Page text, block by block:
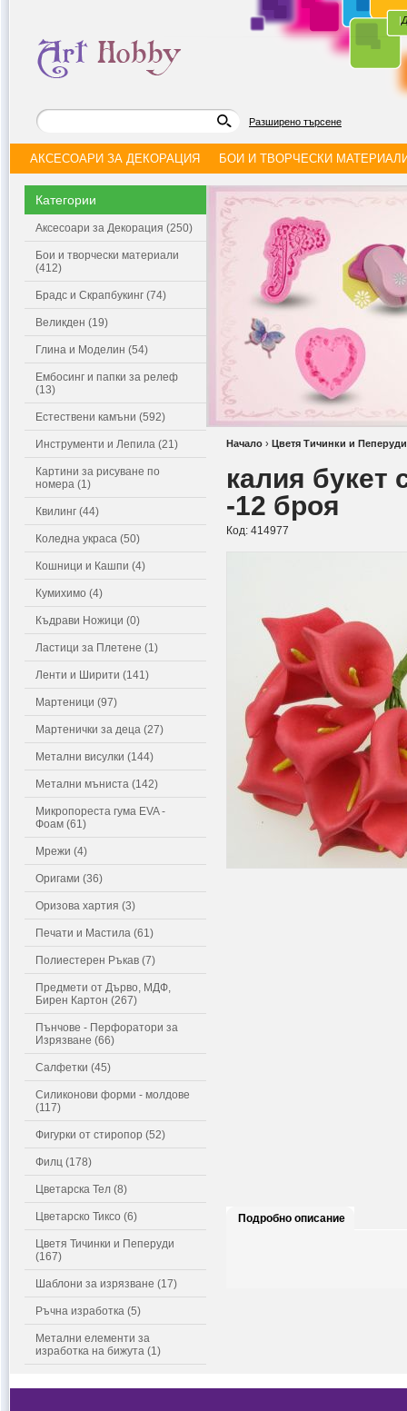
|
Разширено търсене
АКСЕСОАРИ ЗА ДЕКОРАЦИЯ БОИ И ТВОРЧЕСКИ
Категории
Аксесоари за Декорация (250)
Бои и творчески материали
(412)
Брадс и Скрапбукинг (74)
Великден (19)
Глина и Моделин (54)
Ембосинг и папки за релеф
(13)
Естествени камъни (592)
Инструменти и Лепила (21)
Картини за рисуване по
номера (1)
Квилинг (44)
Коледна украса (50)
Кошници и Кашпи (4)
Кумихимо (4)
Къдрави Ножици (0)
Ластици за Плетене (1)
Ленти и Ширити (141)
Мартеници (97)
Мартенички за деца (27)
Метални висулки (144)
Метални мъниста (142)
Микропореста гума EVA -
Фоам (61)
Мрежи (4)
Оригами (36)
Оризова хартия (3)
Печати и Мастила (61)
Полиестерен Ръкав (7)
Предмети от Дърво, МДФ,
Бирен Картон (267)
Пънчове - Перфоратори за
Изрязване (66)
Салфетки (45)
Силиконови форми - молдове
(117)
Фигурки от стиропор (52)
Филц (178)
Цветарска Тел (8)
Цветарско Тиксо (6)
Цветя Тичинки и Пеперуди
(167)
Шаблони за изрязване (17)
Ръчна изработка (5)
Метални елементи за
изработка на бижута (1)
Начало › Цветя Тичинки и Пеперуди
калия букет
-12 броя
Код: 414977
Подробно описание